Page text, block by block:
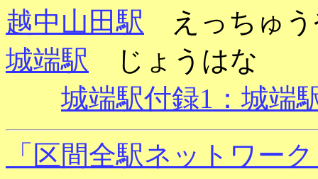
越中山田駅 えっちゅう
城端駅 じょうはな
城端駅付録1：城端
「区間全駅ネットワー